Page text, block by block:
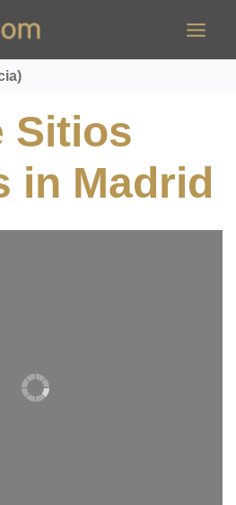
Sitios
in Madrid